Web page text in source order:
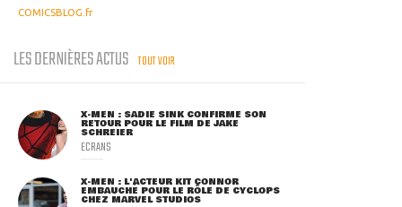
COMICSBLOG.fr
LES DERNIÈRES ACTUS TOUT VOIR
X-MEN : SADIE SINK CONFIRME SON
RETOUR POUR LE FILM DE JAKE
SCHREIER
ECRANS
X-MEN : L'ACTEUR KIT CONNOR
EMBAUCHÉ POUR LE RÔLE DE CYCLOPS
CHEZ MARVEL STUDIOS